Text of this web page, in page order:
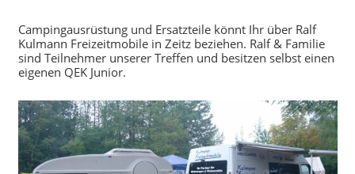
Campingausrüstung und Ersatzteile könnt Ihr über Ralf
Kulmann Freizeitmobile in Zeitz beziehen. Ralf & Familie
sind Teilnehmer unserer Treffen und besitzen selbst einen
eigenen QEK Junior.